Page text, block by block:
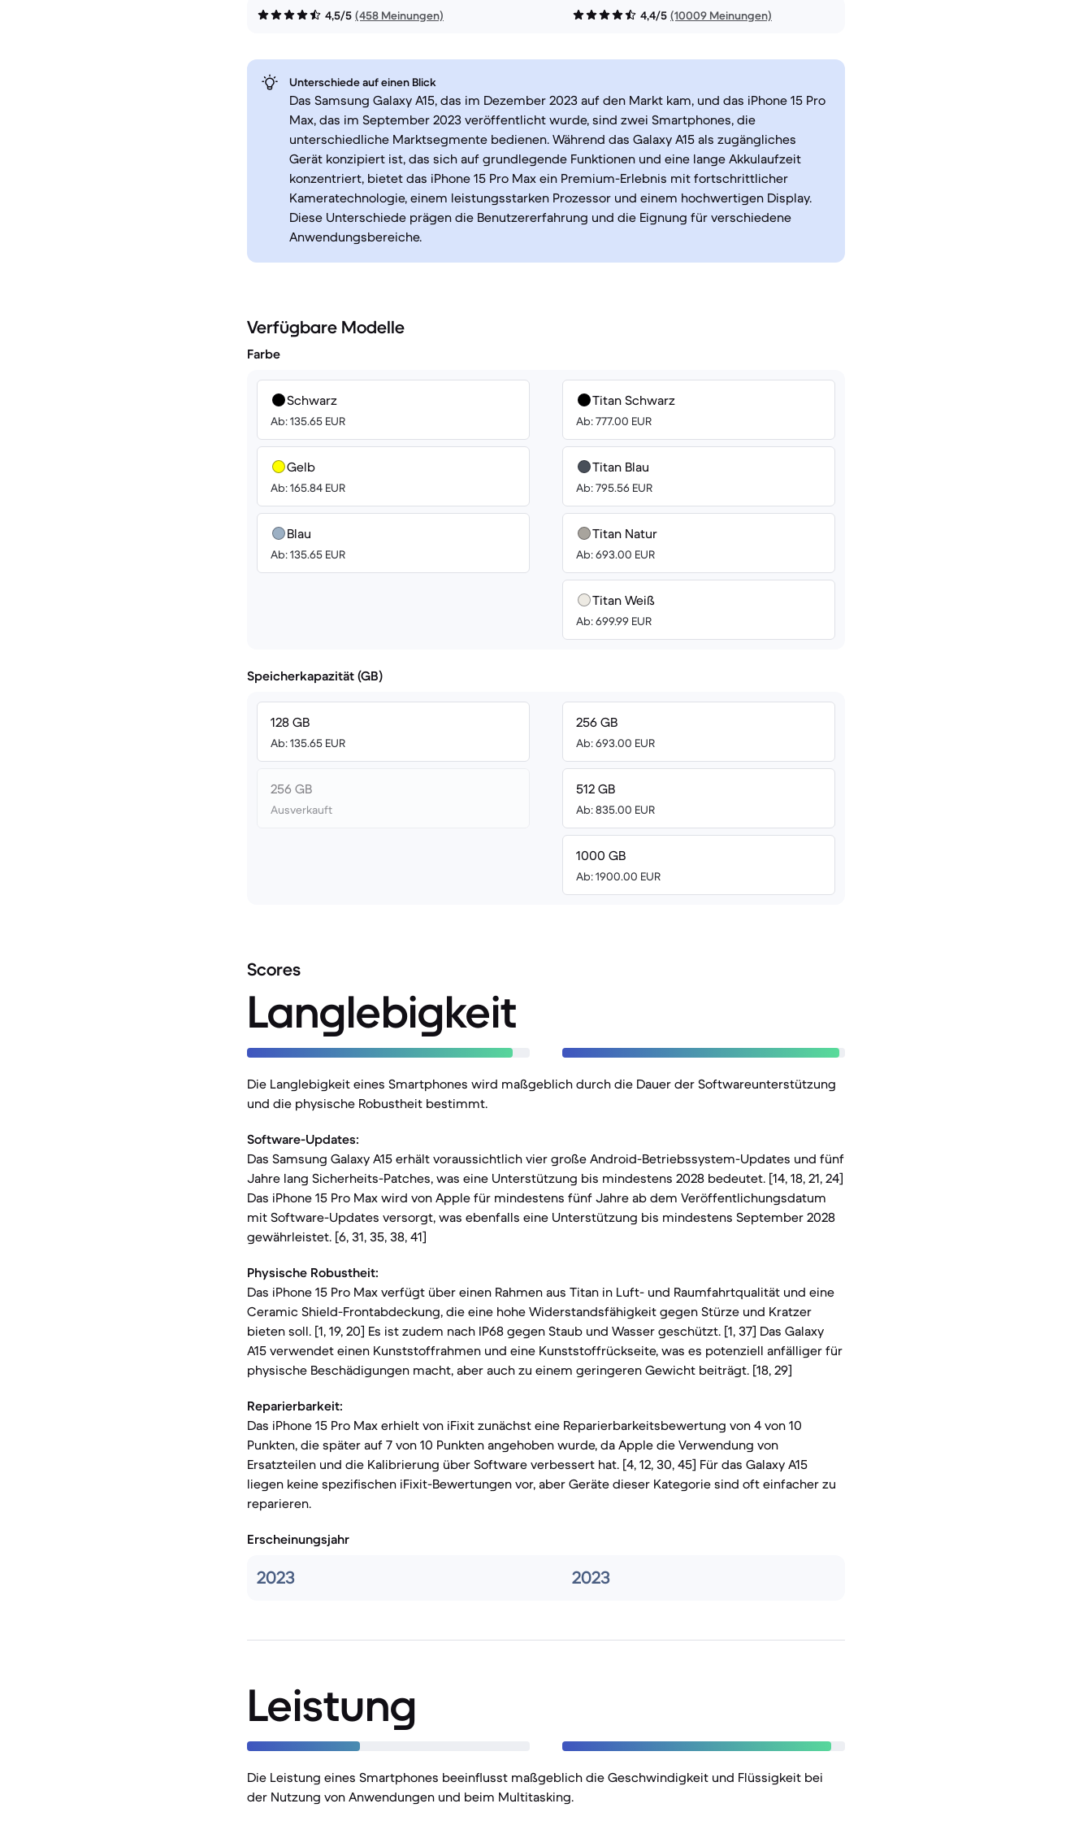
4,5/5 (458 Meinungen) 4,4/5 (10009 Meinungen)
Unterschiede auf einen Blick
Das Samsung Galaxy A15, das im Dezember 2023 auf den Markt kam, und das iPhone 15 Pro
Max, das im September 2023 veröffentlicht wurde, sind zwei Smartphones, die
unterschiedliche Marktsegmente bedienen. Während das Galaxy A15 als zugängliches
Gerät konzipiert ist, das sich auf grundlegende Funktionen und eine lange Akkulaufzeit
konzentriert, bietet das iPhone 15 Pro Max ein Premium-Erlebnis mit fortschrittlicher
Kameratechnologie, einem leistungsstarken Prozessor und einem hochwertigen Display.
Diese Unterschiede prägen die Benutzererfahrung und die Eignung für verschiedene
Anwendungsbereiche.
Verfügbare Modelle
Farbe
Schwarz
Ab: 135.65 EUR
Gelb
Ab: 165.84 EUR
Blau
Ab: 135.65 EUR
Titan Schwarz
Ab: 777.00 EUR
Titan Blau
Ab: 795.56 EUR
Titan Natur
Ab: 693.00 EUR
Titan Weiß
Ab: 699.99 EUR
Speicherkapazität (GB)
128 GB
Ab: 135.65 EUR
256 GB
Ausverkauft
256 GB
Ab: 693.00 EUR
512 GB
Ab: 835.00 EUR
1000 GB
Ab: 1900.00 EUR
Scores
Langlebigkeit
Die Langlebigkeit eines Smartphones wird maßgeblich durch die Dauer der Softwareunterstützung
und die physische Robustheit bestimmt.
Software-Updates:
Das Samsung Galaxy A15 erhält voraussichtlich vier große Android-Betriebssystem-Updates und fünf
Jahre lang Sicherheits-Patches, was eine Unterstützung bis mindestens 2028 bedeutet. [14, 18, 21, 24]
Das iPhone 15 Pro Max wird von Apple für mindestens fünf Jahre ab dem Veröffentlichungsdatum
mit Software-Updates versorgt, was ebenfalls eine Unterstützung bis mindestens September 2028
gewährleistet. [6, 31, 35, 38, 41]
Physische Robustheit:
Das iPhone 15 Pro Max verfügt über einen Rahmen aus Titan in Luft- und Raumfahrtqualität und eine
Ceramic Shield-Frontabdeckung, die eine hohe Widerstandsfähigkeit gegen Stürze und Kratzer
bieten soll. [1, 19, 20] Es ist zudem nach IP68 gegen Staub und Wasser geschützt. [1, 37] Das Galaxy
A15 verwendet einen Kunststoffrahmen und eine Kunststoffrückseite, was es potenziell anfälliger für
physische Beschädigungen macht, aber auch zu einem geringeren Gewicht beiträgt. [18, 29]
Reparierbarkeit:
Das iPhone 15 Pro Max erhielt von iFixit zunächst eine Reparierbarkeitsbewertung von 4 von 10
Punkten, die später auf 7 von 10 Punkten angehoben wurde, da Apple die Verwendung von
Ersatzteilen und die Kalibrierung über Software verbessert hat. [4, 12, 30, 45] Für das Galaxy A15
liegen keine spezifischen iFixit-Bewertungen vor, aber Geräte dieser Kategorie sind oft einfacher zu
reparieren.
Erscheinungsjahr
2023 2023
Leistung
Die Leistung eines Smartphones beeinflusst maßgeblich die Geschwindigkeit und Flüssigkeit bei
der Nutzung von Anwendungen und beim Multitasking.